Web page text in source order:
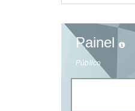
Painel
Público